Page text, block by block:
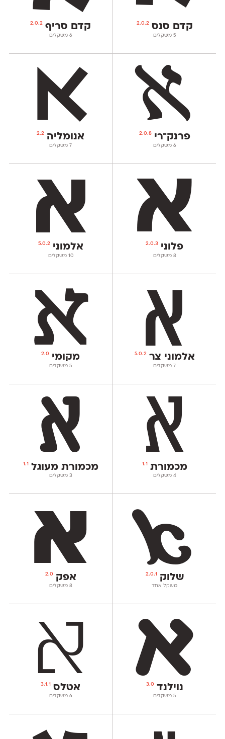
קדם סנס2.0.2
‫5 משקלים
קדם סריף 2.0.2
‫6 משקלים
פרנק־רי2.0.8
‫6 משקלים
אנומליה 2.2
‫7 משקלים
פלוני 2.0.3
‫8 משקלים
אלמוני5.0.2
‫10 משקלים
אלמוני צר5.0.2
‫7 משקלים
מקומי 2.0
‫5 משקלים
מכמורת1.1
‫4 משקלים
מכמורת מעוגל 1.1
‫3 משקלים
שלוק2.0.1
משקל אחד
אפק 2.0
‫8 משקלים
נוילנד 3.0
‫5 משקלים
אטלס 3.1.1
‫6 משקלים